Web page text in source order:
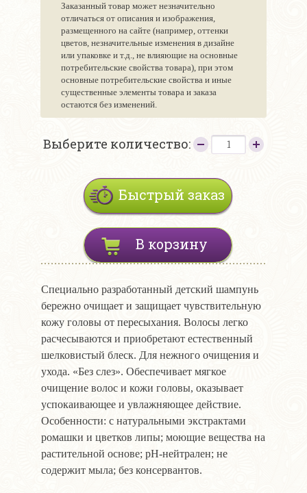
Заказанный товар может незначительно
отличаться от описания и изображения,
размещенного на сайте (например, оттенки
цветов, незначительные изменения в дизайне
или упаковке и т.д., не влияющие на основные
потребительские свойства товара), при этом
основные потребительские свойства и иные
существенные элементы товара и заказа
остаются без изменений.
Выберите количество:
Быстрый заказ
В корзину
Специально разработанный детский шампунь
бережно очищает и защищает чувствительную
кожу головы от пересыхания. Волосы легко
расчесываются и приобретают естественный
шелковистый блеск. Для нежного очищения и
ухода. «Без слез». Обеспечивает мягкое
очищение волос и кожи головы, оказывает
успокаивающее и увлажняющее действие.
Особенности: с натуральными экстрактами
ромашки и цветков липы; моющие вещества на
растительной основе; pH-нейтрален; не
содержит мыла; без консервантов.